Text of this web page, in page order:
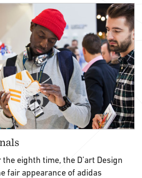
eighth time, the D’art Design
fair appearance of adidas